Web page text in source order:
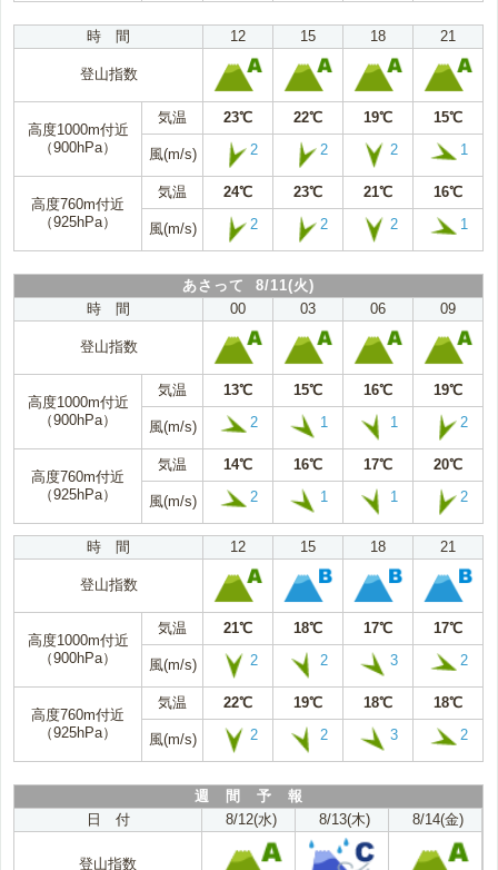
時 間 12 15 18 21
登山指数
高度1000m付近
（900hPa）
気温 23℃ 22℃ 19℃ 15℃
風(m/s) 2 2 2 1
高度760m付近
（925hPa）
気温 24℃ 23℃ 21℃ 16℃
風(m/s) 2 2 2 1
あさって 8/11(火)
時 間
00 03 06 09
登山指数
高度1000m付近
（900hPa）
気温 13℃ 15℃ 16℃ 19℃
風(m/s) 2 1 1 2
高度760m付近
（925hPa）
気温 14℃ 16℃ 17℃ 20℃
風(m/s) 2 1 1 2
時 間 12 15 18 21
登山指数
高度1000m付近
（900hPa）
気温 21℃ 18℃ 17℃ 17℃
風(m/s) 2 2 3 2
高度760m付近
（925hPa）
気温 22℃ 19℃ 18℃ 18℃
風(m/s) 2 2 3 2
週 間 予 報
日 付
8/12(水) 8/13(木) 8/14(金)
登山指数